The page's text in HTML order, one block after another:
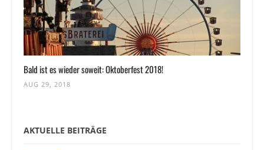
Bald ist es wieder soweit: Oktoberfest 2018!
AUG 29, 2018
AKTUELLE BEITRÄGE